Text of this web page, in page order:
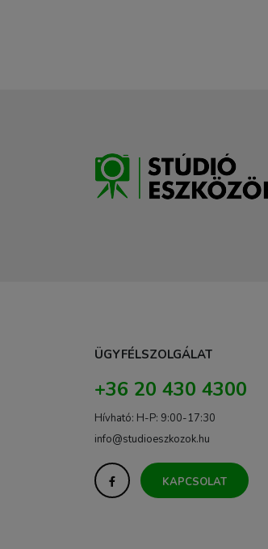
ÜGYFÉLSZOLGÁLAT
+36 20 430 4300
Hívható: H-P: 9:00-17:30
info@studioeszkozok.hu
KAPCSOLAT